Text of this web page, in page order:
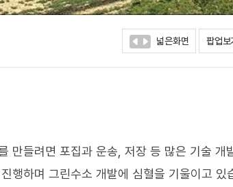
넓은화면 팝업보
만들려면 포집과 운송, 저장 등 많은 기술 개
행하며 그린수소 개발에 심혈을 기울이고 있